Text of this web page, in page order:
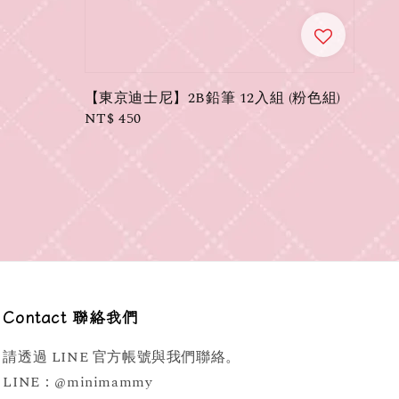
【東京迪士尼】2B鉛筆 12入組 (粉色組)
Regular
price
NT$ 450
Contact 聯絡我們
請透過 LINE 官方帳號與我們聯絡。
LINE：@minimammy